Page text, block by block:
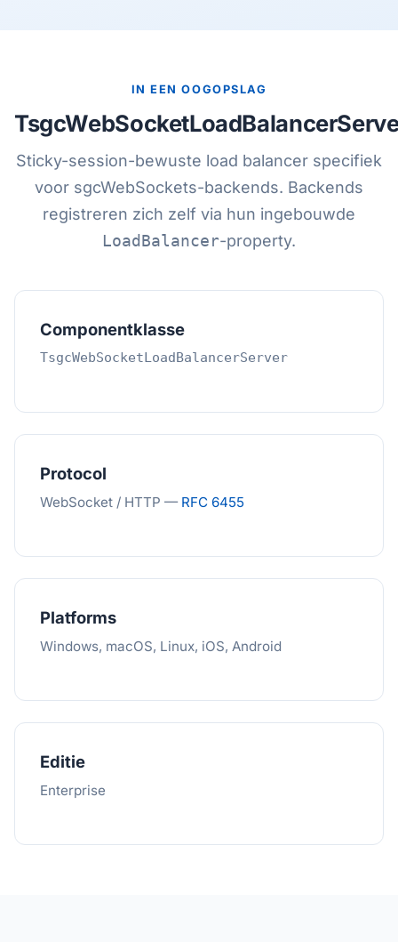
IN EEN OOGOPSLAG
Sticky-session-bewuste load balancer specifiek
voor sgcWebSockets-backends. Backends
registreren zich zelf via hun ingebouwde
LoadBalancer-property.
Componentklasse
TsgcWebSocketLoadBalancerServer
Protocol
WebSocket / HTTP — RFC 6455
Platforms
Windows, macOS, Linux, iOS, Android
Editie
Enterprise